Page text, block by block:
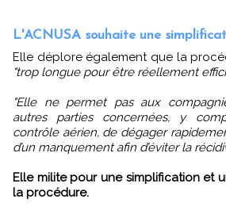
L'ACNUSA souhaite une
Elle déplore également que la
"trop longue pour être réellement
"Elle ne permet pas aux
autres parties concernées, y
contrôle aérien, de dégager
d’un manquement afin d’éviter la
Elle milite pour une simplification et
la procédure.